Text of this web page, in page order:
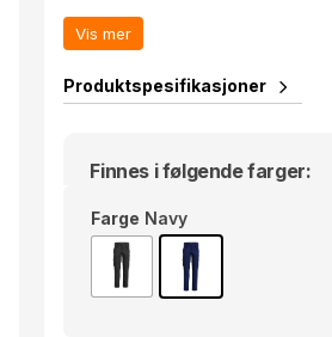
bak. Benlommer med glidelås
innvendig lomme for
herremodell, 2318.
Vis mer
Produktspesifikasjoner
Finnes i følgende farger:
Farge Navy